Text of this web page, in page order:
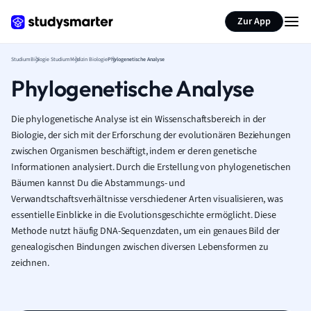
Zur App
StudiumBiologie StudiumMedizin BiologiePhylogenetische Analyse
Phylogenetische Analyse
Die phylogenetische Analyse ist ein Wissenschaftsbereich in der
Biologie, der sich mit der Erforschung der evolutionären Beziehungen
zwischen Organismen beschäftigt, indem er deren genetische
Informationen analysiert. Durch die Erstellung von phylogenetischen
Bäumen kannst Du die Abstammungs- und
Verwandtschaftsverhältnisse verschiedener Arten visualisieren, was
essentielle Einblicke in die Evolutionsgeschichte ermöglicht. Diese
Methode nutzt häufig DNA-Sequenzdaten, um ein genaues Bild der
genealogischen Bindungen zwischen diversen Lebensformen zu
zeichnen.